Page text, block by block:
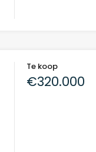
Te koop
€320.000